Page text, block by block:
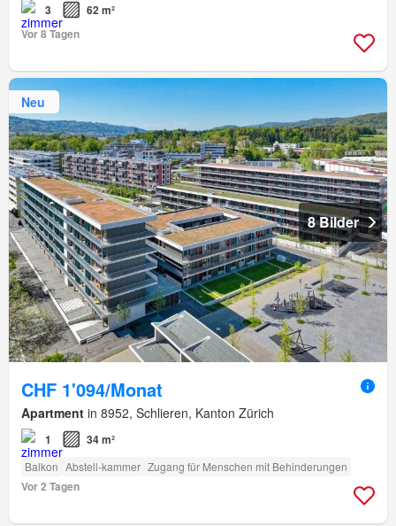
3
62 m²
Vor 8 Tagen
Neu
8 Bilder
CHF 1'094/Monat
Apartment in 8952, Schlieren, Kanton Zürich
1 34 m²
Balkon Abstell-kammer Zugang für Menschen mit Behinderungen
Vor 2 Tagen